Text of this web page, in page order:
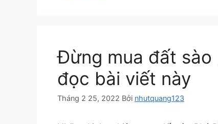
Đừng mua đất sào
đọc bài viết này
Tháng 2 25, 2022 Bởi nhutquang123